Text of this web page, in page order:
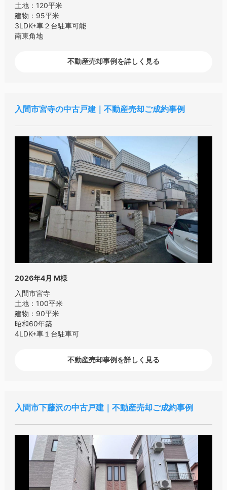
土地：120平米
建物：95平米
3LDK+車２台駐車可能
南東角地
不動産売却事例を詳しく見る
入間市宮寺の中古戸建｜不動産売却ご成約事例
2026年4月 M様
入間市宮寺
土地：100平米
建物：90平米
昭和60年築
4LDK+車１台駐車可
不動産売却事例を詳しく見る
入間市下藤沢の中古戸建｜不動産売却ご成約事例